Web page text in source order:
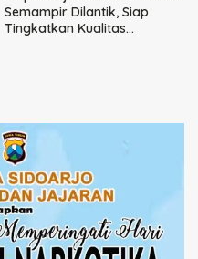
Semampir Dilantik, Siap
Tingkatkan Kualitas